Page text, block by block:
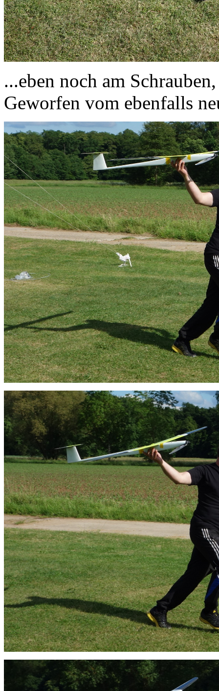
...eben noch am
Geworfen vom ebenfalls